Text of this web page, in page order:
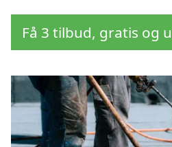
Få 3 tilbud, gratis og